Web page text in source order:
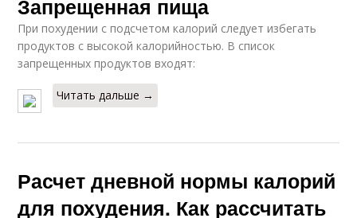
Запрещенная пища
При похудении с подсчетом калорий следует избегать
продуктов с высокой калорийностью. В список
запрещенных продуктов входят:
Читать дальше →
Расчет дневной нормы калорий
для похудения. Как рассчитать